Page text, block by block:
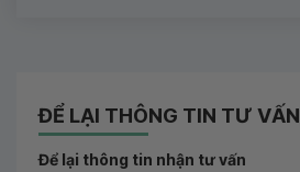
ĐỂ LẠI THÔNG TIN TƯ VẤN
Để lại thông tin nhận tư vấn